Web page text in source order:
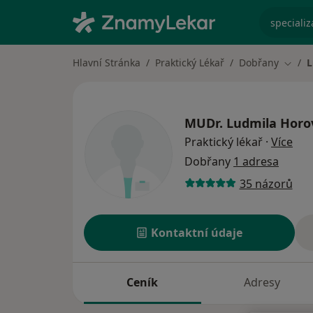
Hlavní Stránka Praktický Lékař Dobřany
MUDr. Ludmila
Praktický lékař · Více
Dobřany 1 adresa
35 názorů
Kontaktní údaje
Ceník Adresy